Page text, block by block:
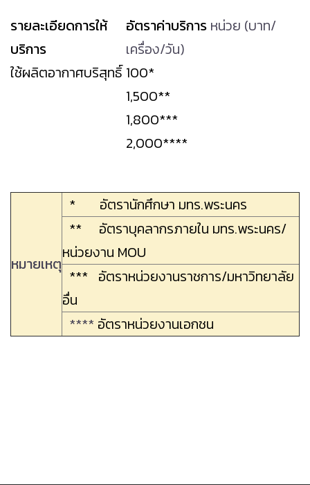
รายละเอียดการให้
บริการ
อัตราค่าบริการ หน่วย (บาท/
เครื่อง/วัน)
ใช้ผลิตอากาศบริสุทธิ์ 100*
1,500**
1,800***
2,000****
หมายเหตุ
* อัตรานักศึกษา มทร.พระนคร
** อัตราบุคลากรภายใน มทร.พระนคร/
หน่วยงาน MOU
*** อัตราหน่วยงานราชการ/มหาวิทยาลัย
อื่น
**** อัตราหน่วยงานเอกชน